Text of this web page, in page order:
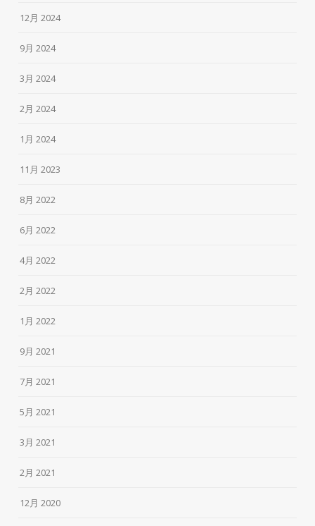
12月 2024
9月 2024
3月 2024
2月 2024
1月 2024
11月 2023
8月 2022
6月 2022
4月 2022
2月 2022
1月 2022
9月 2021
7月 2021
5月 2021
3月 2021
2月 2021
12月 2020